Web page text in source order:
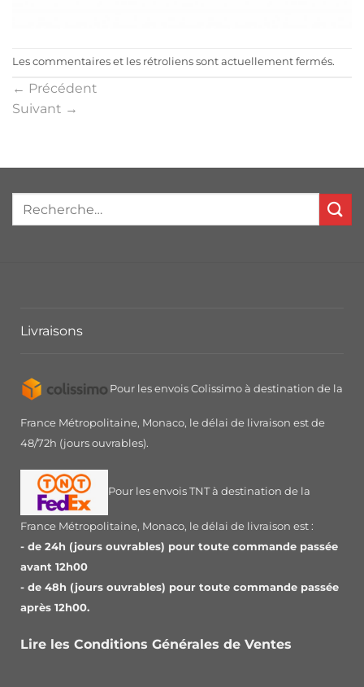
Les commentaires et les rétroliens sont actuellement fermés.
← Précédent
Suivant →
Livraisons
Pour les envois Colissimo à destination de la
France Métropolitaine, Monaco, le délai de livraison est de
48/72h (jours ouvrables).
Pour les envois TNT à destination de la
France Métropolitaine, Monaco, le délai de livraison est :
- de 24h (jours ouvrables) pour toute commande passée
avant 12h00
- de 48h (jours ouvrables) pour toute commande passée
après 12h00.
Lire les Conditions Générales de Ventes